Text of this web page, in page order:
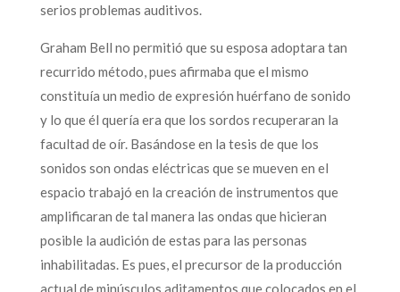
serios problemas auditivos.
Graham Bell no permitió que su esposa adoptara tan
recurrido método, pues afirmaba que el mismo
constituía un medio de expresión huérfano de sonido
y lo que él quería era que los sordos recuperaran la
facultad de oír. Basándose en la tesis de que los
sonidos son ondas eléctricas que se mueven en el
espacio trabajó en la creación de instrumentos que
amplificaran de tal manera las ondas que hicieran
posible la audición de estas para las personas
inhabilitadas. Es pues, el precursor de la producción
actual de minúsculos aditamentos que colocados en el